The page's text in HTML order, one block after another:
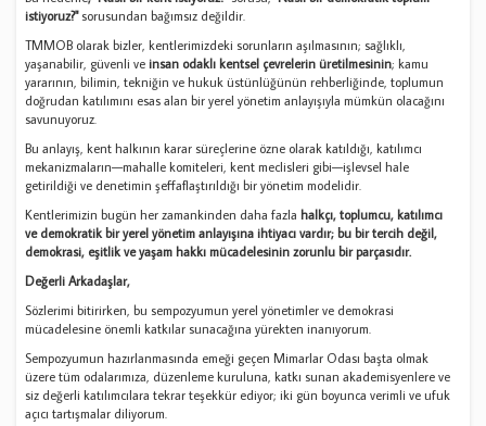
istiyoruz?"sorusundan bağımsız değildir.
TMMOB olarak bizler, kentlerimizdeki sorunların aşılmasının; sağlıklı,
yaşanabilir, güvenli veinsan odaklı kentsel çevrelerin üretilmesinin; kamu
yararının, bilimin, tekniğin ve hukuk üstünlüğünün rehberliğinde, toplumun
doğrudan katılımını esas alan bir yerel yönetim anlayışıyla mümkün olacağını
savunuyoruz.
Bu anlayış, kent halkının karar süreçlerine özne olarak katıldığı, katılımcı
mekanizmaların—mahalle komiteleri, kent meclisleri gibi—işlevsel hale
getirildiği ve denetimin şeffaflaştırıldığı bir yönetim modelidir.
Kentlerimizin bugün her zamankinden daha fazla halkçı, toplumcu, katılımcı
ve demokratik bir yerel yönetim anlayışına ihtiyacı vardır; bu bir tercih değil,
demokrasi, eşitlik ve yaşam hakkı mücadelesinin zorunlu bir parçasıdır.
Değerli Arkadaşlar,
Sözlerimi bitirirken, bu sempozyumun yerel yönetimler ve demokrasi
mücadelesine önemli katkılar sunacağına yürekten inanıyorum.
Sempozyumun hazırlanmasında emeği geçen Mimarlar Odası başta olmak
üzere tüm odalarımıza, düzenleme kuruluna, katkı sunan akademisyenlere ve
siz değerli katılımcılara tekrar teşekkür ediyor; iki gün boyunca verimli ve ufuk
açıcı tartışmalar diliyorum.